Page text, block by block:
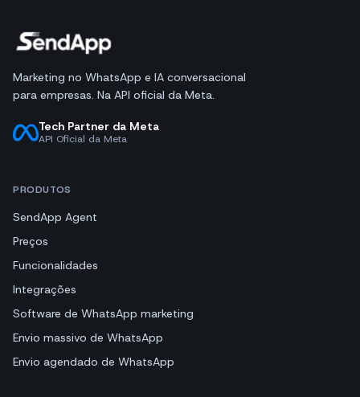
Marketing no WhatsApp e IA conversacional
para empresas. Na API oficial da Meta.
Tech Partner da Meta
API Oficial da Meta
PRODUTOS
SendApp Agent
Preços
Funcionalidades
Integrações
Software de WhatsApp marketing
Envio massivo de WhatsApp
Envio agendado de WhatsApp